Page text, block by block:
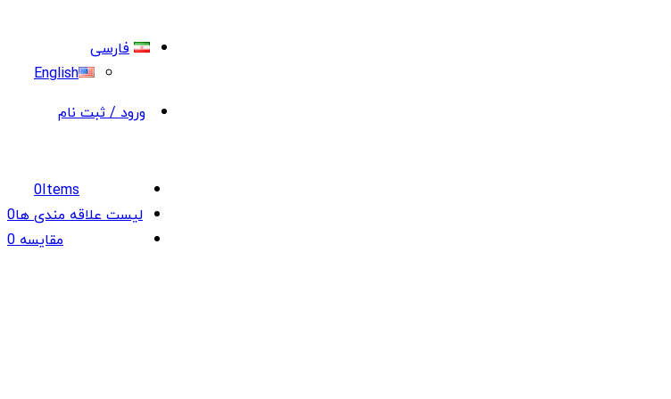
فارسی
English
ورود / ثبت نام
0Items
لیست علاقه مندی ها0
مقایسه0